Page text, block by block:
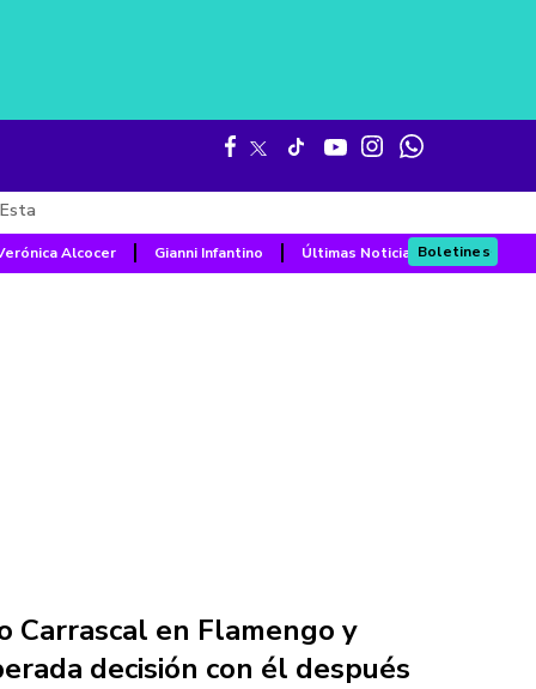
Alcocer Gianni Infantino Últimas NoticiasBoletines
Carrascal en Flamengo y
decisión con él después